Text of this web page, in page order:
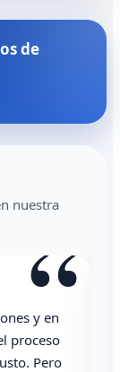
de
nuestra
“
y en
proceso
Pero